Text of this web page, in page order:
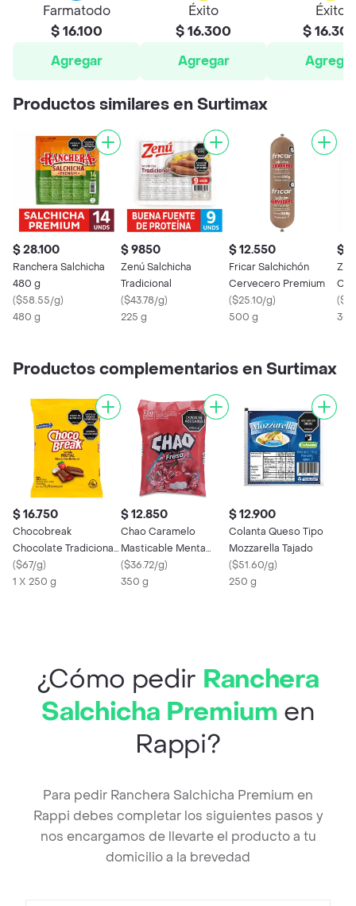
Farmatodo
$ 16.100
Agregar
Éxito
$ 16.300
Agregar
Éxito
$
Agregar
Productos similares en Surtimax
$ 28.100
Ranchera Salchicha
480 g
($58.55/g)
480 g
$ 9850
Zenú Salchicha
Tradicional
($43.78/g)
225 g
$ 12.550
Fricar Salchichón
Cervecero Premium
($25.10/g)
500 g
$
(
Productos complementarios en Surtimax
$ 16.750
Chocobreak
Chocolate Tradicional
250 g
($67/g)
1 X 250 g
$ 12.850
Chao Caramelo
Masticable Menta
Fresa
($36.72/g)
350 g
$ 12.900
Colanta Queso Tipo
Mozzarella Tajado
($51.60/g)
250 g
¿Cómo pedir Ranchera
Salchicha Premium en
Rappi?
Para pedir Ranchera Salchicha Premium en
Rappi debes completar los siguientes pasos y
nos encargamos de llevarte el producto a tu
domicilio a la brevedad